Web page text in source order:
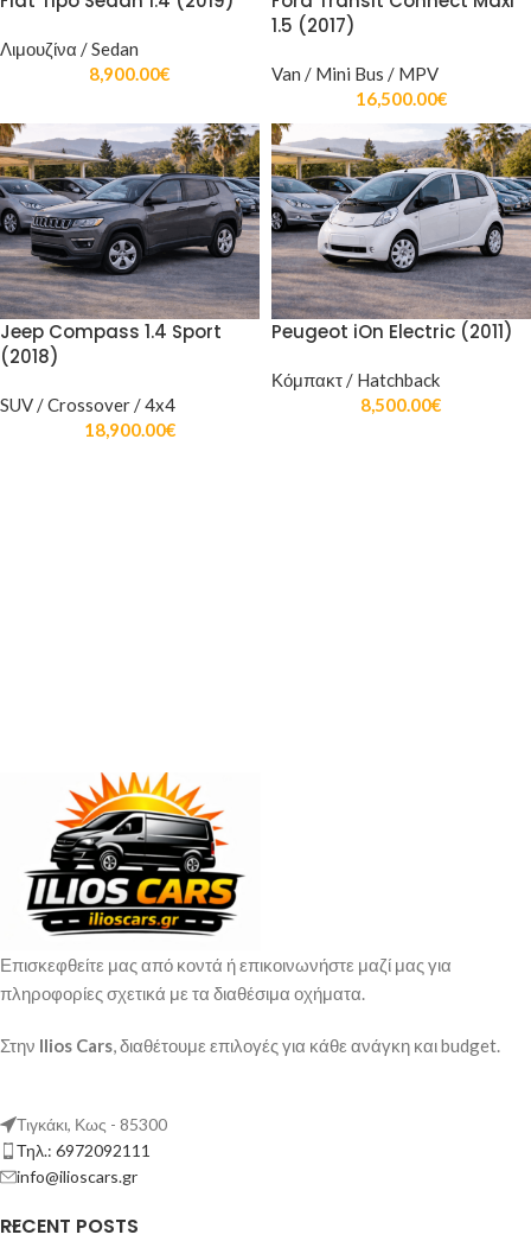
Λιμουζίνα / Sedan
8,900.00€
1.5 (2017)
Van / Mini Bus / MPV
16,500.00€
Jeep Compass 1.4 Sport
(2018)
SUV / Crossover / 4x4
18,900.00€
Peugeot iOn Electric (2011)
Κόμπακτ / Hatchback
8,500.00€
Επισκεφθείτε μας από κοντά ή επικοινωνήστε μαζί μας για
πληροφορίες σχετικά με τα διαθέσιμα οχήματα.
Στην Ilios Cars , διαθέτουμε επιλογές για κάθε ανάγκη και budget.
Τιγκάκι, Κως - 85300
Τηλ.: 6972092111
info@ilioscars.gr
RECENT POSTS